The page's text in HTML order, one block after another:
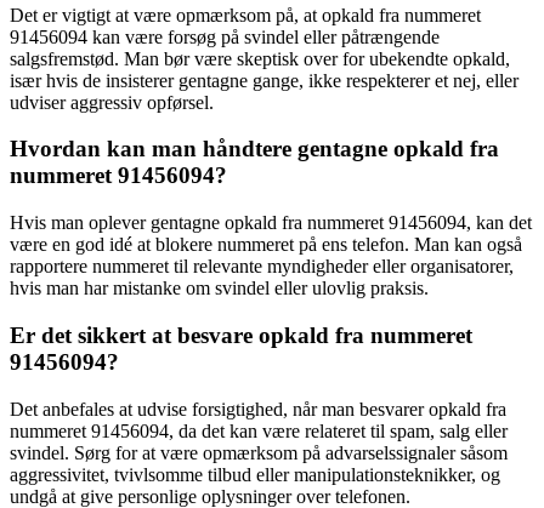
Det er vigtigt at være opmærksom på, at opkald fra nummeret
91456094 kan være forsøg på svindel eller påtrængende
salgsfremstød. Man bør være skeptisk over for ubekendte opkald,
især hvis de insisterer gentagne gange, ikke respekterer et nej, eller
udviser aggressiv opførsel.
Hvordan kan man håndtere gentagne opkald fra
nummeret 91456094?
Hvis man oplever gentagne opkald fra nummeret 91456094, kan det
være en god idé at blokere nummeret på ens telefon. Man kan også
rapportere nummeret til relevante myndigheder eller organisatorer,
hvis man har mistanke om svindel eller ulovlig praksis.
Er det sikkert at besvare opkald fra nummeret
91456094?
Det anbefales at udvise forsigtighed, når man besvarer opkald fra
nummeret 91456094, da det kan være relateret til spam, salg eller
svindel. Sørg for at være opmærksom på advarselssignaler såsom
aggressivitet, tvivlsomme tilbud eller manipulationsteknikker, og
undgå at give personlige oplysninger over telefonen.